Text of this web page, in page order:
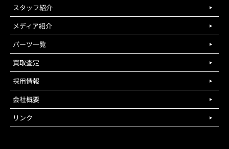
スタッフ紹介
メディア紹介
パーツ一覧
買取査定
採用情報
会社概要
リンク